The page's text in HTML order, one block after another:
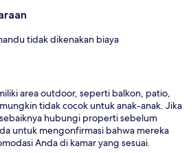
tidak dikenakan biaya
area outdoor, seperti balkon, patio,
tidak cocok untuk anak-anak. Jika
hubungi properti sebelum
untuk mengonfirmasi bahwa mereka
Anda di kamar yang sesuai.